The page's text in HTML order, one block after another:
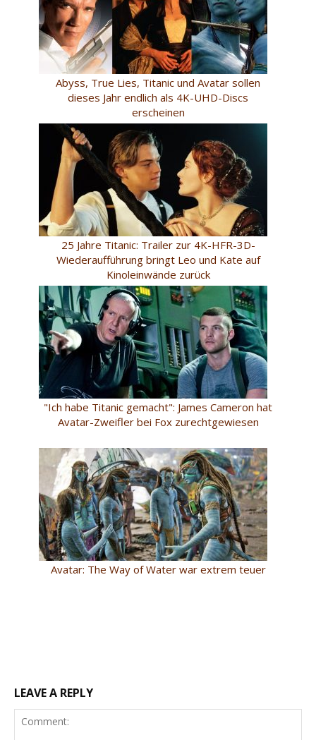
Abyss, True Lies, Titanic und Avatar sollen
dieses Jahr endlich als 4K-UHD-Discs
erscheinen
25 Jahre Titanic: Trailer zur 4K-HFR-3D-
Wiederaufführung bringt Leo und Kate auf
Kinoleinwände zurück
"Ich habe Titanic gemacht": James Cameron hat
Avatar-Zweifler bei Fox zurechtgewiesen
Avatar: The Way of Water war extrem teuer
LEAVE A REPLY